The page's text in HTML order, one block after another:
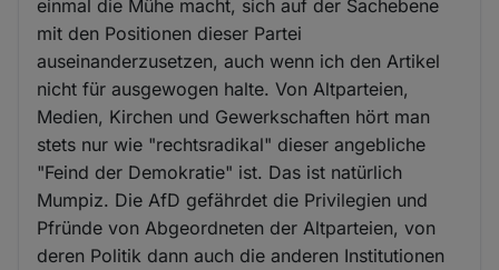
einmal die Mühe macht, sich auf der Sachebene
mit den Positionen dieser Partei
auseinanderzusetzen, auch wenn ich den Artikel
nicht für ausgewogen halte. Von Altparteien,
Medien, Kirchen und Gewerkschaften hört man
stets nur wie "rechtsradikal" dieser angebliche
"Feind der Demokratie" ist. Das ist natürlich
Mumpiz. Die AfD gefährdet die Privilegien und
Pfründe von Abgeordneten der Altparteien, von
deren Politik dann auch die anderen Institutionen